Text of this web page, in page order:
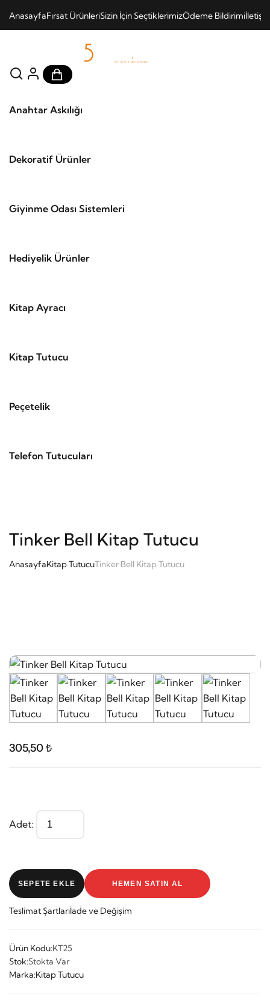
AnasayfaFırsat ÜrünleriSizin İçin SeçtiklerimizÖdeme Bildirimi
Anahtar Askılığı
Dekoratif Ürünler
Giyinme Odası Sistemleri
Hediyelik Ürünler
Kitap Ayracı
Kitap Tutucu
Peçetelik
Telefon Tutucuları
Tinker Bell Kitap Tutucu
AnasayfaKitap TutucuTinker Bell Kitap Tutucu
305,50 ₺
Adet:
SEPETE EKLE HEMEN SATIN AL
Teslimat Şartlarıİade ve Değişim
Ürün Kodu:KT25
Stok:Stokta Var
Marka:Kitap Tutucu